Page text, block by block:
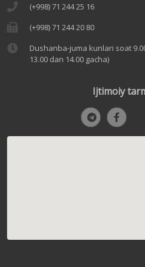
(+998) 71 244 25 16
(+998) 71 244 20 80
Dushanba-juma kunlari soat
13.00 dan 14.00 gacha)
Ijtimoiy